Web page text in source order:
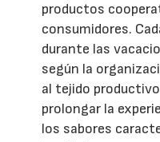
productos
consumidores.
durante las
según la
al tejido
prolongar la
los sabores